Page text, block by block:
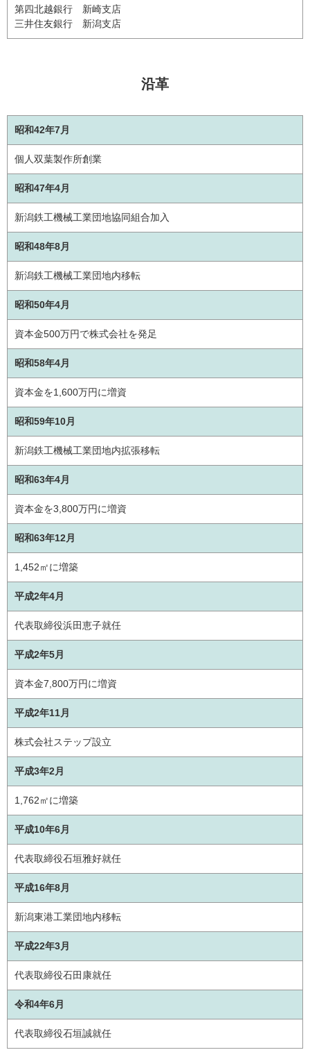
第四北越銀行 新崎支店
三井住友銀行 新潟支店
沿革
昭和42年7月
個人双葉製作所創業
昭和47年4月
新潟鉄工機械工業団地協同組合加入
昭和48年8月
新潟鉄工機械工業団地内移転
昭和50年4月
資本金500万円で株式会社を発足
昭和58年4月
資本金を1,600万円に増資
昭和59年10月
新潟鉄工機械工業団地内拡張移転
昭和63年4月
資本金を3,800万円に増資
昭和63年12月
1,452㎡に増築
平成2年4月
代表取締役浜田恵子就任
平成2年5月
資本金7,800万円に増資
平成2年11月
株式会社ステップ設立
平成3年2月
1,762㎡に増築
平成10年6月
代表取締役石垣雅好就任
平成16年8月
新潟東港工業団地内移転
平成22年3月
代表取締役石田康就任
令和4年6月
代表取締役石垣誠就任